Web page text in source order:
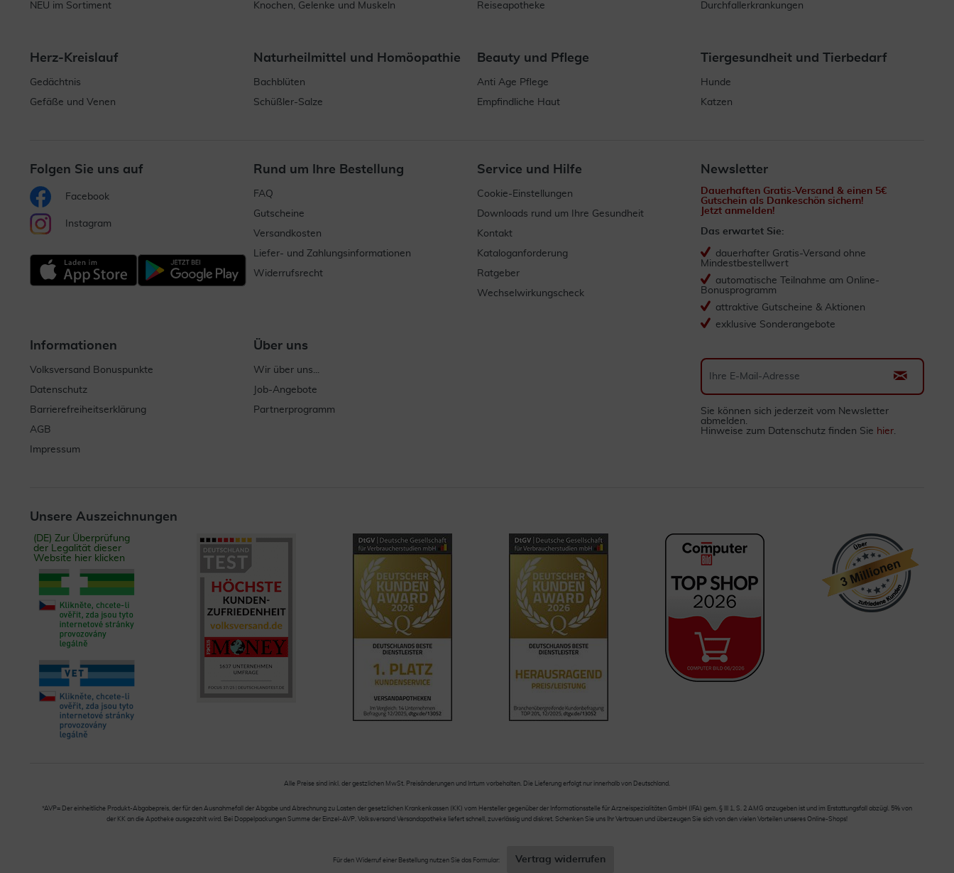
NEU im Sortiment
Knochen, Gelenke und Muskeln
Reiseapotheke
Durchfallerkrankungen
Herz-Kreislauf
Gedächtnis
Gefäße und Venen
Naturheilmittel und Homöopathie
Bachblüten
Schüßler-Salze
Beauty und Pflege
Anti Age Pflege
Empfindliche Haut
Tiergesundheit und Tierbedarf
Hunde
Katzen
Folgen Sie uns auf
Facebook
Instagram
Rund um Ihre Bestellung
FAQ
Gutscheine
Versandkosten
Liefer- und Zahlungsinformationen
Widerrufsrecht
Service und Hilfe
Cookie-Einstellungen
Downloads rund um Ihre Gesundheit
Kontakt
Kataloganforderung
Ratgeber
Wechselwirkungscheck
Informationen
Volksversand Bonuspunkte
Datenschutz
Barrierefreiheitserklärung
AGB
Impressum
Über uns
Wir über uns...
Job-Angebote
Partnerprogramm
Newsletter
Dauerhaften Gratis-Versand & einen 5€
Gutschein als Dankeschön sichern!
Jetzt anmelden!
Das erwartet Sie:
dauerhafter Gratis-Versand ohne
Mindestbestellwert
automatische Teilnahme am Online-
Bonusprogramm
attraktive Gutscheine & Aktionen
exklusive Sonderangebote
Sie können sich jederzeit vom Newsletter
abmelden.
Hinweise zum Datenschutz finden Sie hier.
Unsere Auszeichnungen
(DE) Zur Überprüfung
der Legalität dieser
Website hier klicken
Alle Preise sind inkl. der gestzlichen MwSt. Preisänderungen und Irrtum vorbehalten. Die Lieferung erfolgt nur innerhalb von Deutschland.
*AVP= Der einheitliche Produkt-Abgabepreis, der für den Ausnahmefall der Abgabe und Abrechnung zu Lasten der gesetzlichen Krankenkassen (KK) vom Hersteller gegenüber der Informationsstelle für Arzneispezialitäten GmbH (IFA) gem. § III 1, S. 2 AMG anzugeben ist und im Erstattungsfall abzügl. 5% von
der KK an die Apotheke ausgezahlt wird. Bei Doppelpackungen Summe der Einzel-AVP. Volksversand Versandapotheke liefert schnell, zuverlässig und diskret. Schenken Sie uns Ihr Vertrauen und überzeugen Sie sich von den vielen Vorteilen unseres Online-Shops!
Für den Widerruf einer Bestellung nutzen Sie das Formular: Vertrag widerrufen